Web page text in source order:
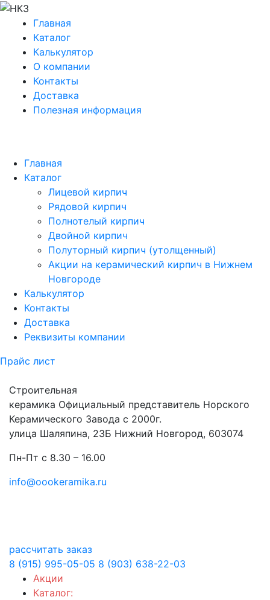
Главная
Каталог
Калькулятор
О компании
Контакты
Доставка
Полезная информация
Главная
Каталог
Лицевой кирпич
Рядовой кирпич
Полнотелый кирпич
Двойной кирпич
Полуторный кирпич (утолщенный)
Акции на керамический кирпич в Нижнем
Новгороде
Калькулятор
Контакты
Доставка
Реквизиты компании
Прайс лист
Строительная
керамика Официальный представитель Норского
Керамического Завода с 2000г.
улица Шаляпина, 23Б Нижний Новгород, 603074
Пн-Пт с 8.30 – 16.00
info@oookeramika.ru
рассчитать заказ
8 (915) 995-05-05 8 (903) 638-22-03
Акции
Каталог: